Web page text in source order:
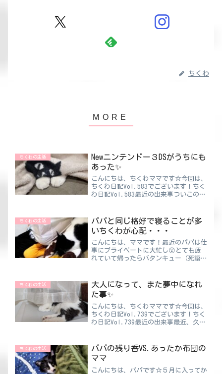
ちくわ
ちくわの生活
Newニンテンドー３DSがうちにも
あった✨
こんにちは、ちくわママです☆今回は、
ちくわ日記Vol.583でございます！ちく
わ日記Vol.583最近の出来事ついこの
ました😲❗今更そんな高く買い取ってく
れるの？...
ちくわの生活
パパと同じ格好で寝ることが多
いちくわが心配・・・
こんにちは、ママです！最近のパパは仕
事にプライベートに大忙し😲とても疲
れていて帰ったらバタンキュー（死語）
壊さないように気をつけてね！朝も食べ
ないし昼も抜くことも多い、そ...
ちくわの生活
大人になって、また夢中になれ
た事✨
こんにちは、ちくわママです☆今回は、
ちくわ日記Vol.739でございます！ちく
わ日記Vol.739最近の出来事最近、久し
トの本を借りてみたんです。学生の頃
は、授業中に好き...
ちくわの生活
パパの残り香VS.あったか布団の
ママ
こんにちは、パパです☆５月に入ってか